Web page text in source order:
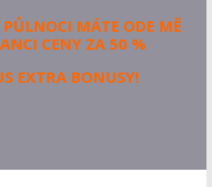
PŮLNOCI MÁTE ODE MĚ
CENY ZA 50 %
EXTRA BONUSY!